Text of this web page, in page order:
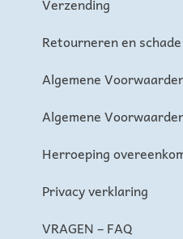
Retourneren en schade
Algemene
Algemene
Herroeping
Privacy verklaring
VRAGEN – FAQ